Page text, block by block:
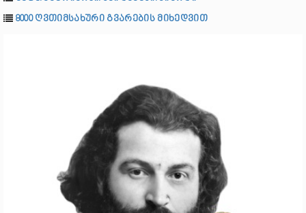
8000 ღვთიმსახური გვარების მიხედვით